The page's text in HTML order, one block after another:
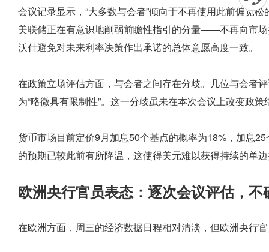
会议记录显示，“大多数与会者”倾向于不再使用此前偏宽
美联储正在有意识地削弱前瞻性指引的分量——不再向市
沃什避免对未来利率决策作出承诺的总体意愿高度一致。
在政策立场评估方面，与会者之间存在分歧。几位与会者
为“略微具有限制性”。这一分歧虽未在本次会议上改变政
货币市场目前定价9月加息50个基点的概率为18%，加息
的预期已较此前有所降温，这使得美元难以获得持续的单
欧洲央行官员表态：逐次会议评估，不
在欧洲方面，周三的经济数据日程相对清淡，但欧洲央行